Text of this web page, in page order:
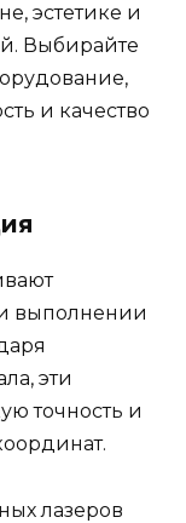
эстетике и
Выбирайте
и качество
выполнении
эти
точность и
лазеров